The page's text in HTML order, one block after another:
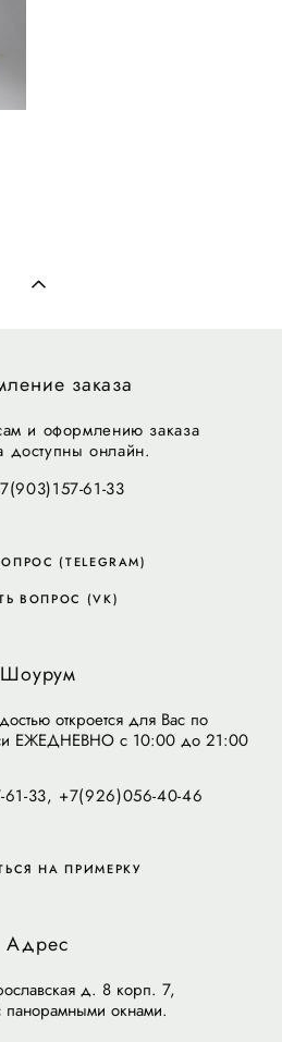
заказа
и оформлению заказа
доступны онлайн.
61-33
(TELEGRAM)
ВОПРОС (VK)
Шоурум
откроется для Вас по
ЕЖЕДНЕВНО с 10:00 до 21:00
61-33, +7(926)056-40-46
НА ПРИМЕРКУ
Адрес
д. 8 корп. 7,
панорамными окнами.